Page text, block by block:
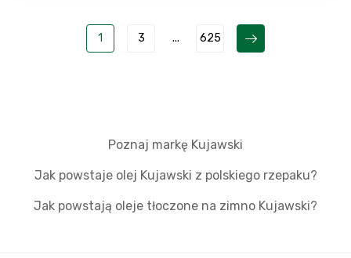
1 3 ... 625
Poznaj markę Kujawski
Jak powstaje olej Kujawski z polskiego rzepaku?
Jak powstają oleje tłoczone na zimno Kujawski?